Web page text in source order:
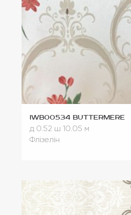
IWB00534 Buttermere
д 0.52 ш 10.05 м
Флізелін